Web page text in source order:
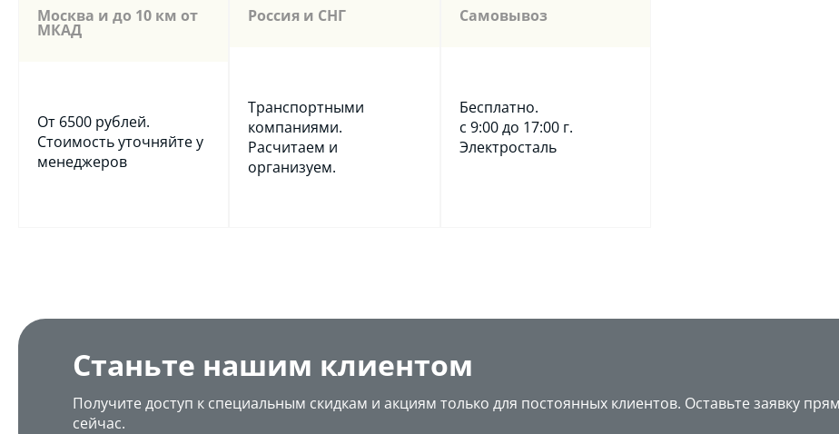
Москва и до 10 км от
МКАД
От 6500 рублей.
Стоимость уточняйте у
менеджеров
Россия и СНГ
Транспортными
компаниями.
Расчитаем и
организуем.
Самовывоз
Бесплатно.
с 9:00 до 17:00 г.
Электросталь
Станьте нашим клиентом
Получите доступ к специальным скидкам и акциям только для постоянных клиентов. Оставьте заявку
сейчас.